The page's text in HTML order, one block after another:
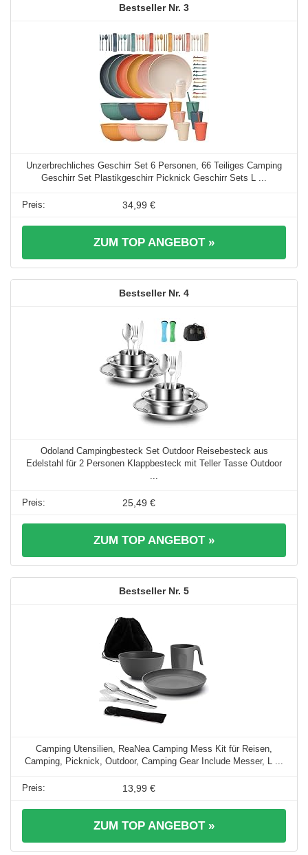
3
Unzerbrechliches Geschirr Set 6 Personen, 66 Teiliges Camping
Geschirr Set Plastikgeschirr Picknick Geschirr Sets L ...
34,99 €
ZUM TOP ANGEBOT »
4
Odoland Campingbesteck Set Outdoor Reisebesteck aus
Edelstahl für 2 Personen Klappbesteck mit Teller Tasse Outdoor
...
25,49 €
ZUM TOP ANGEBOT »
5
Camping Utensilien, ReaNea Camping Mess Kit für Reisen,
Camping, Picknick, Outdoor, Camping Gear Include Messer, L ...
13,99 €
ZUM TOP ANGEBOT »